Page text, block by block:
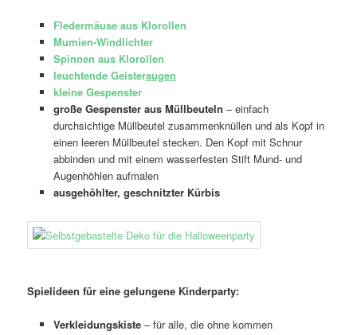
Fledermäuse aus Klorollen
Mumien-Windlichter
Spinnen aus Klorollen
leuchtende Geisteraugen
kleine Gespenster
große Gespenster aus Müllbeuteln – einfach
durchsichtige Müllbeutel zusammenknüllen und als Kopf in
einen leeren Müllbeutel stecken. Den Kopf mit Schnur
abbinden und mit einem wasserfesten Stift Mund- und
Augenhöhlen aufmalen
ausgehöhlter, geschnitzter Kürbis
Spielideen für einegelungene Kinderparty:
Verkleidungskiste– für alle, die ohne kommen